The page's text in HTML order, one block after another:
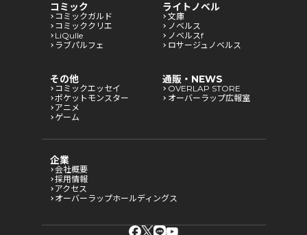
コミック
コミックガルド
コミッククリエ
LiQulle
ラブパルフェ
ライトノベル
文庫
ノベルス
ノベルスf
ロサージュノベルス
その他
コミックエッセイ
ポケットモンスター
アニメ
ゲーム
通販・NEWS
OVERLAP STORE
オーバーラップ広報室
企業
会社概要
採用情報
アクセス
オーバーラップホールディングス